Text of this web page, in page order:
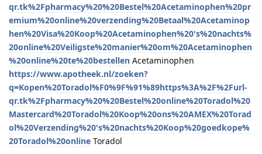
qr.tk%2Fpharmacy%20%20Bestel%20Acetaminophen%20pr
emium%20online%20verzending%20Betaal%20Acetaminop
hen%20Visa%20Koop%20Acetaminophen%20's%20nachts%
20online%20Veiligste%20manier%20om%20Acetaminophen
%20online%20te%20bestellen Acetaminophen
https://www.apotheek.nl/zoeken?
q=Kopen%20Toradol%F0%9F%91%89https%3A%2F%2Furl-
qr.tk%2Fpharmacy%20%20Bestel%20online%20Toradol%20
Mastercard%20Toradol%20Koop%20ons%20AMEX%20Torad
ol%20Verzending%20's%20nachts%20Koop%20goedkope%
20Toradol%20online Toradol